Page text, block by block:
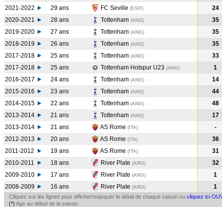
2021-2022
29 ans FC Seville (ESP)
24
2020-2021
28 ans Tottenham (ANG)
35
2019-2020
27 ans Tottenham (ANG)
35
2018-2019
26 ans Tottenham (ANG)
35
2017-2018
25 ans Tottenham (ANG)
33
2017-2018
25 ans Tottenham Hotspur U23 (ANG)
1
2016-2017
24 ans Tottenham (ANG)
14
2015-2016
23 ans Tottenham (ANG)
44
2014-2015
22 ans Tottenham (ANG)
48
2013-2014
21 ans Tottenham (ANG)
17
2013-2014
21 ans AS Rome (ITA)
-
2012-2013
20 ans AS Rome (ITA)
36
2011-2012
19 ans AS Rome (ITA)
31
2010-2011
18 ans River Plate (ARG)
32
2009-2010
17 ans River Plate (ARG)
1
2008-2009
16 ans River Plate (ARG) 1
Cliquez sur les lignes pour afficher/masquer le détail de chaque saison ou cliquez ici
(*) Age au début de la saison